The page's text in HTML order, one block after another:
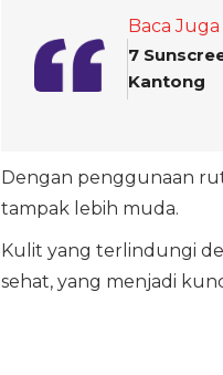
Baca Juga
7
Kantong
Dengan penggunaan
tampak lebih muda.
Kulit yang terlindungi
sehat, yang menjadi